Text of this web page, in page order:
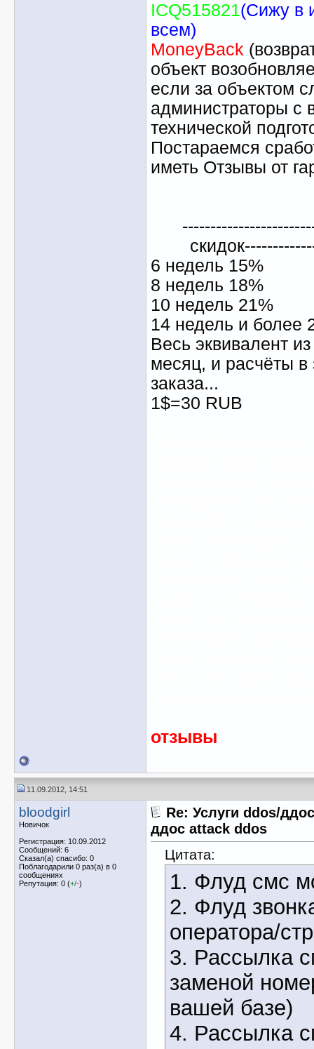
ICQ515821(Сижу в
всем)
MoneyBack
объект
если за объектом
администраторы с
технической
Постараемся
иметь Отзывы от
6 недель 15%
8 недель 18%
10 недель 21%
14 недель и более
Весь эквивалент
месяц, и расчёты в
заказа...
1$=30 RUB
отзывы
11.09.2012, 14:51
bloodgirl
Новичок
Регистрация: 10.09.2012
Сообщений: 6
Сказал(а) спасибо: 0
Поблагодарили 0 раз(а) в 0
сообщениях
Репутация: 0 (+/-)
Re: Услуги ddos/
ддос attack ddos
Цитата:
1. Флуд смс
2. Флуд
оператора/
3. Рассылка
заменой
вашей базе)
4. Рассылка